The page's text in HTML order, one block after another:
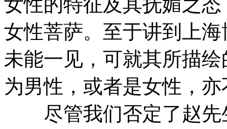
女性菩萨。至于讲到上
未能一见，可就其所描
为男性，或者是女性，
尽管我们否定了赵先